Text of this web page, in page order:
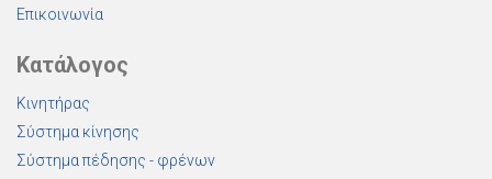
Επικοινωνία
Κατάλογος
Κινητήρας
Σύστημα κίνησης
Σύστημα πέδησης - φρένων